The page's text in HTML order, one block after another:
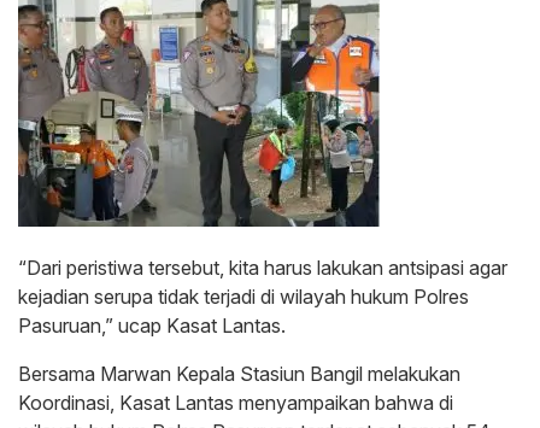
“Dari peristiwa tersebut, kita harus lakukan antsipasi agar
kejadian serupa tidak terjadi di wilayah hukum Polres
Pasuruan,” ucap Kasat Lantas.
Bersama Marwan Kepala Stasiun Bangil melakukan
Koordinasi, Kasat Lantas menyampaikan bahwa di